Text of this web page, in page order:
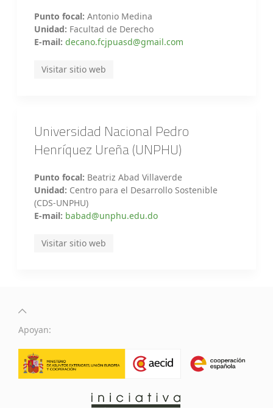
Punto focal: Antonio Medina
Unidad: Facultad de Derecho
E-mail: decano.fcjpuasd@gmail.com
Visitar sitio web
Universidad Nacional Pedro
Henríquez Ureña (UNPHU)
Punto focal: Beatriz Abad Villaverde
Unidad: Centro para el Desarrollo Sostenible
(CDS-UNPHU)
E-mail: babad@unphu.edu.do
Visitar sitio web
Apoyan: